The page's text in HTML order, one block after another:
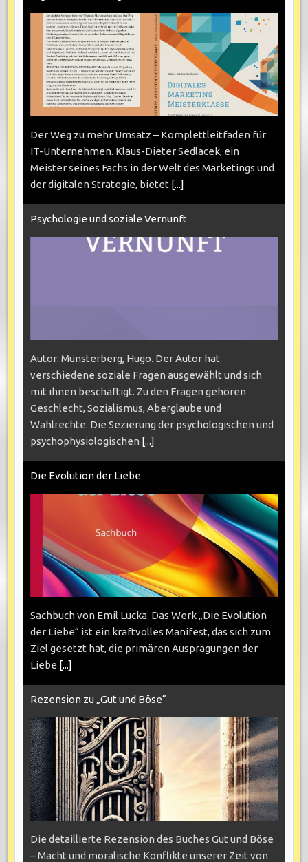
Der Weg zu mehr Umsatz – Komplettleitfaden für
IT-Unternehmen. Klaus-Dieter Sedlacek, ein
Meister seines Fachs in der Welt des Marketings und
der digitalen Strategie, bietet [...]
Psychologie und soziale Vernunft
Autor: Münsterberg, Hugo. Der Autor hat
verschiedene soziale Fragen ausgewählt und sich
mit ihnen beschäftigt. Zu den Fragen gehören
Geschlecht, Sozialismus, Aberglaube und
Wahlrechte. Die Sezierung der psychologischen und
psychophysiologischen [...]
Die Evolution der Liebe
Sachbuch von Emil Lucka. Das Werk „Die Evolution
der Liebe“ ist ein kraftvolles Manifest, das sich zum
Ziel gesetzt hat, die primären Ausprägungen der
Liebe [...]
Rezension zu „Gut und Böse“
Die detaillierte Rezension des Buches Gut und Böse
– Macht und moralische Konflikte unserer Zeit von